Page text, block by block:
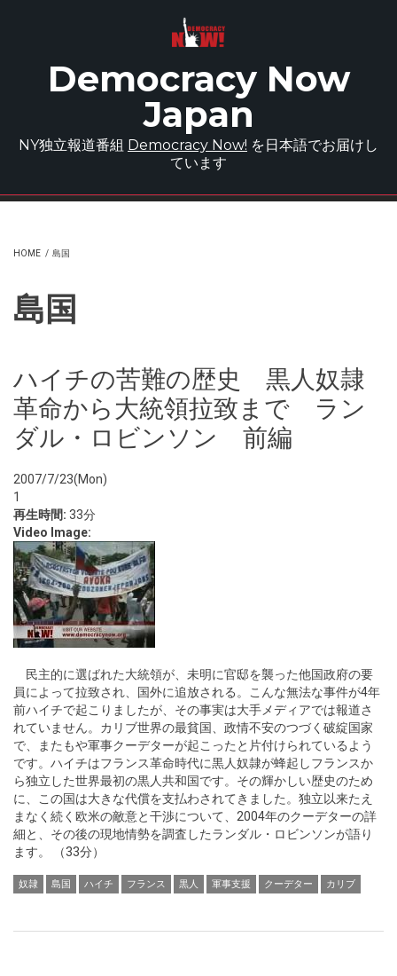
Democracy Now
Japan
NY独立報道番組 Democracy Now! を日本語でお届けし
ています
HOME / 島国
島国
ハイチの苦難の歴史 黒人奴隷
革命から大統領拉致まで ラン
ダル・ロビンソン 前編
2007/7/23(Mon)
1
再生時間: 33分
Video Image:
民主的に選ばれた大統領が、未明に官邸を襲った他国政府の要
員によって拉致され、国外に追放される。こんな無法な事件が4年
前ハイチで起こりましたが、その事実は大手メディアでは報道さ
れていません。カリブ世界の最貧国、政情不安のつづく破綻国家
で、またもや軍事クーデターが起こったと片付けられているよう
です。ハイチはフランス革命時代に黒人奴隷が蜂起しフランスか
ら独立した世界最初の黒人共和国です。その輝かしい歴史のため
に、この国は大きな代償を支払わされてきました。独立以来たえ
まなく続く欧米の敵意と干渉について、2004年のクーデターの詳
細と、その後の現地情勢を調査したランダル・ロビンソンが語り
ます。 （33分）
奴隷 島国 ハイチ フランス 黒人 軍事支援 クーデター カリブ